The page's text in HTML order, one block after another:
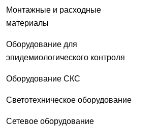
Монтажные и расходные
материалы
Оборудование для
эпидемиологического контроля
Оборудование СКС
Светотехническое оборудование
Сетевое оборудование